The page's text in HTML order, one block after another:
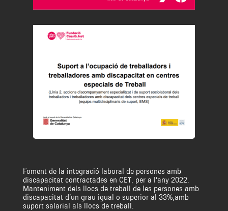
Foment de la integració laboral de persones amb
discapacitat contractades en CET, per a l’any 2022.
Manteniment dels llocs de treball de les persones amb
discapacitat d’un grau igual o superior al 33%,amb
suport salarial als llocs de treball.